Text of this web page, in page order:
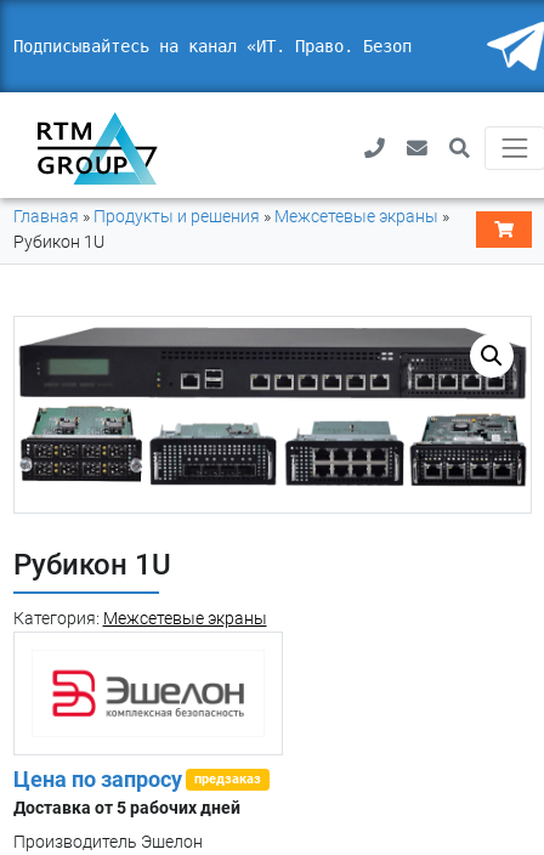
Подписывайтесь на канал «ИТ. Право. Безопасн
Главная » Продукты и решения » Межсетевые экраны »
Рубикон 1U
Рубикон 1U
Категория: Межсетевые экраны
Цена по запросу предзаказ
Доставка от 5 рабочих дней
Производитель Эшелон